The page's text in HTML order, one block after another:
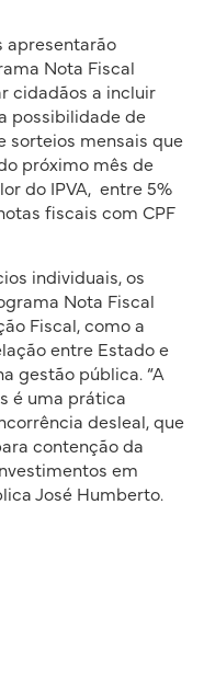
apresentarão
Nota Fiscal
cidadãos a incluir
possibilidade de
sorteios mensais que
próximo mês de
do IPVA, entre 5%
fiscais com CPF
individuais, os
Nota Fiscal
Fiscal, como a
entre Estado e
gestão pública. “A
é uma prática
desleal, que
contenção da
em
José Humberto.​